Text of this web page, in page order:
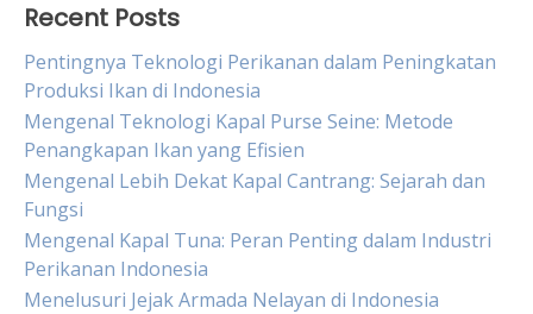
Recent Posts
Pentingnya Teknologi Perikanan dalam Peningkatan
Produksi Ikan di Indonesia
Mengenal Teknologi Kapal Purse Seine: Metode
Penangkapan Ikan yang Efisien
Mengenal Lebih Dekat Kapal Cantrang: Sejarah dan
Fungsi
Mengenal Kapal Tuna: Peran Penting dalam Industri
Perikanan Indonesia
Menelusuri Jejak Armada Nelayan di Indonesia